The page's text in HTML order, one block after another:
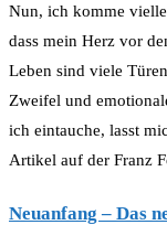
Nun, ich komme
dass mein Herz vor
Leben sind viele
Zweifel und
ich eintauche, lasst
Artikel auf der Franz
Neuanfang – Das